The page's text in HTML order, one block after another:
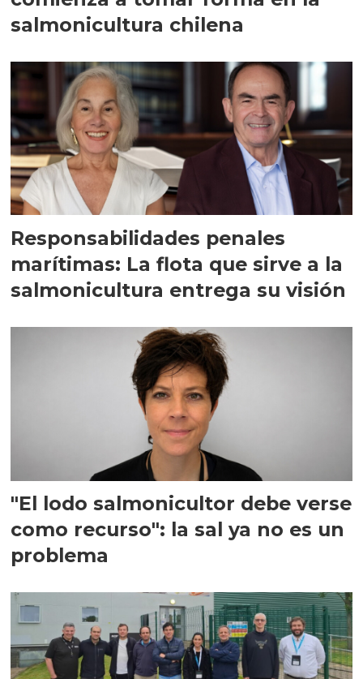
salmonicultura chilena
Responsabilidades penales
marítimas: La flota que sirve a la
salmonicultura entrega su visión
"El lodo salmonicultor debe verse
como recurso": la sal ya no es un
problema